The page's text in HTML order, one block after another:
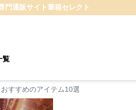
門通販サイト筆箱セレクト
覧
すすめのアイテム10選